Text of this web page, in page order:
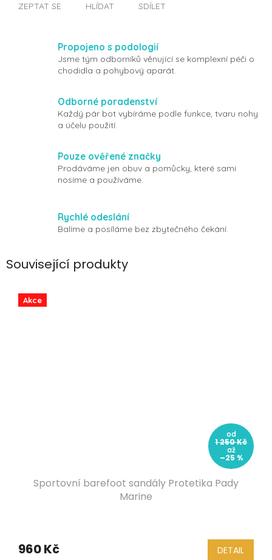
ZEPTAT SE HLÍDAT SDÍLET
Propojeno s podologií
Jsme tým odborníků věnující se komplexní péči o
chodidla a pohybový aparát.
Odborné poradenství
Každý pár bot vybíráme podle funkce, tvaru nohy
a účelu použití.
Pouze ověřené značky
Prodáváme jen obuv a pomůcky, které sami
nosíme a používáme.
Rychlé odeslání
Balíme a posíláme bez zbytečného čekání.
Související produkty
Akce
od
1 250 Kč
až
–25 %
Sportovní barefoot sandály Protetika Pady
Marine
960 Kč DETAIL